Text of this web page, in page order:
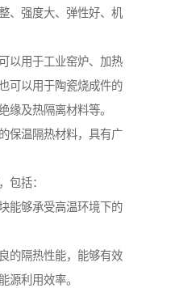
、强度大、弹性好、机
以用于工业窑炉、加热
可以用于陶瓷烧成件的
缘及热隔离材料等。
保温隔热材料，具有广
包括：
能够承受高温环境下的
的隔热性能，能够有效
源利用效率。